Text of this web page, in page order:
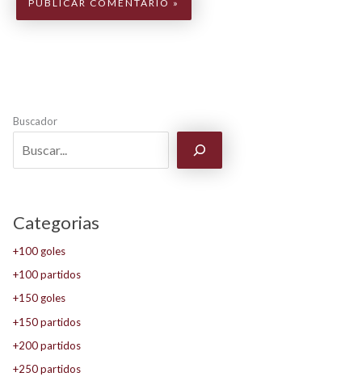
Buscador
Categorias
+100 goles
+100 partidos
+150 goles
+150 partidos
+200 partidos
+250 partidos